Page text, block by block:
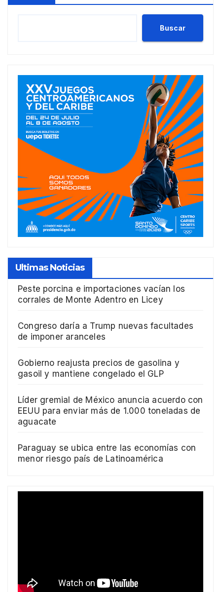
Buscar
Ultimas Noticias
Peste porcina e importaciones vacían los
corrales de Monte Adentro en Licey
Congreso daría a Trump nuevas facultades
de imponer aranceles
Gobierno reajusta precios de gasolina y
gasoil y mantiene congelado el GLP
Líder gremial de México anuncia acuerdo con
EEUU para enviar más de 1.000 toneladas de
aguacate
Paraguay se ubica entre las economías con
menor riesgo país de Latinoamérica